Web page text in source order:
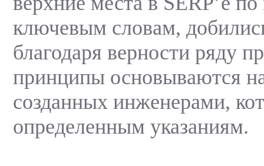
ключевым словам,
благодаря верности ряду
принципы основываются
созданных инженерами,
определенным указаниям.